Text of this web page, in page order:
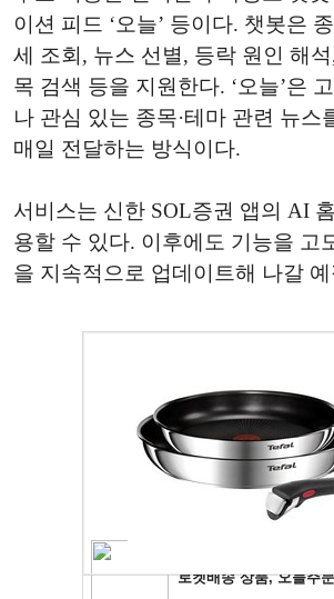
이션 피드 ‘오늘’ 등이다. 챗봇은
세 조회, 뉴스 선별, 등락 원인 해
목 검색 등을 지원한다. ‘오늘’은
나 관심 있는 종목·테마 관련 뉴스
매일 전달하는 방식이다.
서비스는 신한 SOL증권 앱의 AI
용할 수 있다. 이후에도 기능을 고
을 지속적으로 업데이트해 나갈